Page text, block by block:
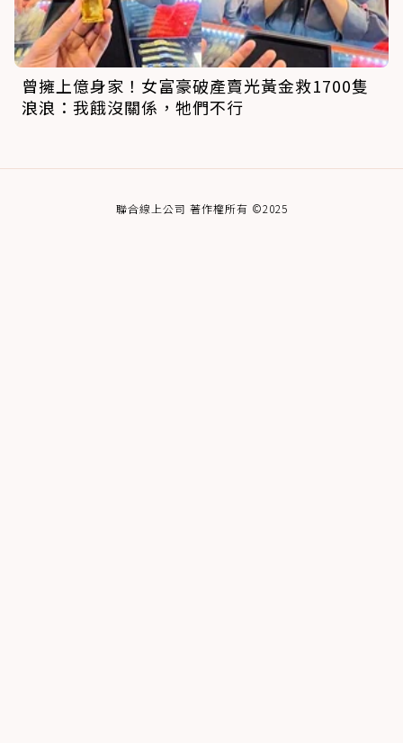
曾擁上億身家！女富豪破產賣光黃金救1700隻
浪浪：我餓沒關係，牠們不行
聯合線上公司 著作權所有 ©2025